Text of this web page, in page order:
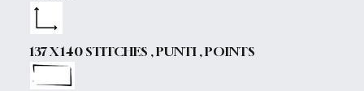
137 X 140 STITCHES , PUNTI , POINTS